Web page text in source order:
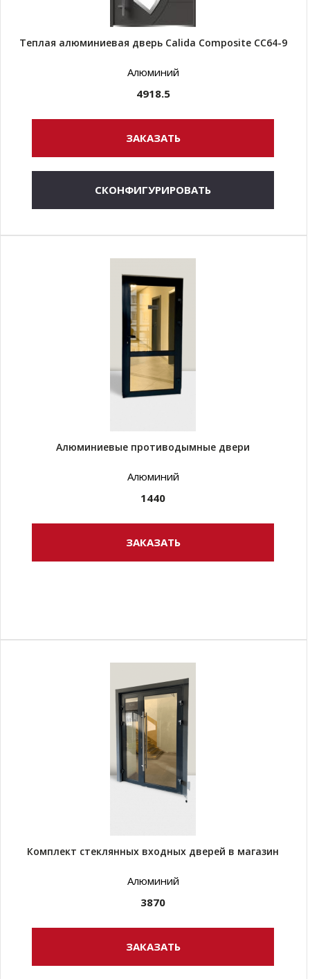
Теплая алюминиевая дверь Calida Composite CC64-9
Алюминий
4918.5
ЗАКАЗАТЬ
СКОНФИГУРИРОВАТЬ
Алюминиевые противодымные двери
Алюминий
1440
ЗАКАЗАТЬ
Комплект стеклянных входных дверей в магазин
Алюминий
3870
ЗАКАЗАТЬ